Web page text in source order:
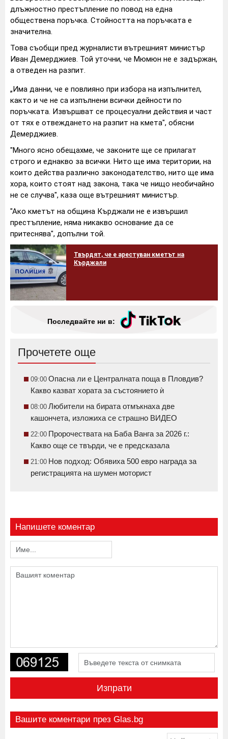
длъжностно престъпление по повод на една
обществена поръчка. Стойността на поръчката е
значителна.
Това съобщи пред журналисти вътрешният министър
Иван Демерджиев. Той уточни, че Мюмюн не е задържан,
а отведен на разпит.
„Има данни, че е повлияно при избора на изпълнител,
както и че не са изпълнени всички дейности по
поръчката. Извършват се процесуални действия и част
от тях е отвеждането на разпит на кмета", обясни
Демерджиев.
"Много ясно обещахме, че законите ще се прилагат
строго и еднакво за всички. Нито ще има територии, на
които действа различно законодателство, нито ще има
хора, които стоят над закона, така че нищо необичайно
не се случва", каза още вътрешният министър.
"Ако кметът на община Кърджали не е извършил
престъпление, няма никакво основание да се
притеснява", допълни той.
Твърдят, че е арестуван кметът на
Кърджали
Последвайте ни в:
Прочетете още
09:00 Опасна ли е Централната поща в Пловдив?
Какво казват хората за състоянието ѝ
08:00 Любители на бирата отмъкнаха две
кашончета, изложиха се страшно ВИДЕО
22:00 Пророчествата на Баба Ванга за 2026 г.:
Какво още се твърди, че е предсказала
21:00 Нов подход: Обявиха 500 евро награда за
регистрацията на шумен моторист
Напишете коментар
Изпрати
Вашите коментари през Glas.bg